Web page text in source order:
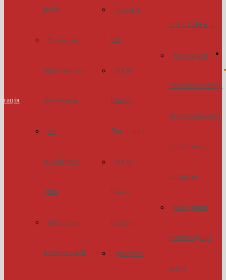
робіт
Навчальні
програми та
посібники
На
мольбертах
днів
Методичні
рекомендації
Inventor
UA
МАН-
Юніор
Дослідник
МАН-
Юніор
Ерудит
Джерело
2025/2026 н.р
Результати
обласного етапу
Всеукраїнських
учнівських
олімпіад
Методичні
рекомендації
щодо